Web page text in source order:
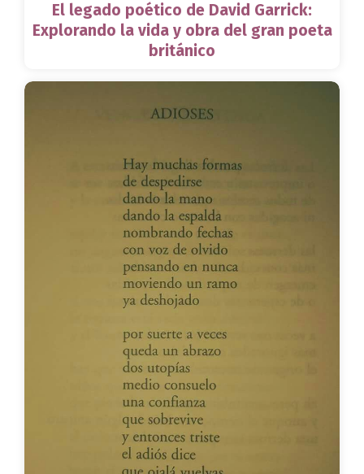
El legado poético de David Garrick:
Explorando la vida y obra del gran poeta
británico